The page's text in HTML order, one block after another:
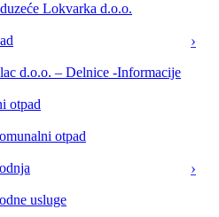
Lokvarka d.o.o.
d.o.o. – Delnice -Informacije
otpad
otpad
usluge